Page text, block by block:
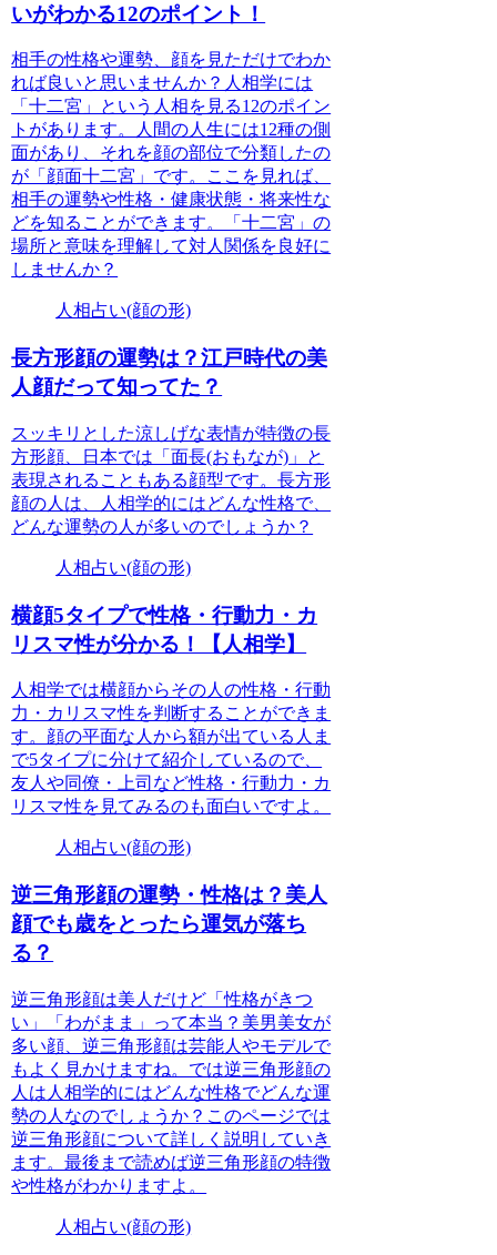
いがわかる12のポイント！
相手の性格や運勢、顔を見ただけでわか
れば良いと思いませんか？人相学には
「十二宮」という人相を見る12のポイン
トがあります。人間の人生には12種の側
面があり、それを顔の部位で分類したの
が「顔面十二宮」です。ここを見れば、
相手の運勢や性格・健康状態・将来性な
どを知ることができます。「十二宮」の
場所と意味を理解して対人関係を良好に
しませんか？
人相占い(顔の形)
長方形顔の運勢は？江戸時代の美
人顔だって知ってた？
スッキリとした涼しげな表情が特徴の長
方形顔、日本では「面長(おもなが)」と
表現されることもある顔型です。長方形
顔の人は、人相学的にはどんな性格で、
どんな運勢の人が多いのでしょうか？
人相占い(顔の形)
横顔5タイプで性格・行動力・カ
リスマ性が分かる！【人相学】
人相学では横顔からその人の性格・行動
力・カリスマ性を判断することができま
す。顔の平面な人から額が出ている人ま
で5タイプに分けて紹介しているので、
友人や同僚・上司など性格・行動力・カ
リスマ性を見てみるのも面白いですよ。
人相占い(顔の形)
逆三角形顔の運勢・性格は？美人
顔でも歳をとったら運気が落ち
る？
逆三角形顔は美人だけど「性格がきつ
い」「わがまま」って本当？美男美女が
多い顔、逆三角形顔は芸能人やモデルで
もよく見かけますね。では逆三角形顔の
人は人相学的にはどんな性格でどんな運
勢の人なのでしょうか？このページでは
逆三角形顔について詳しく説明していき
ます。最後まで読めば逆三角形顔の特徴
や性格がわかりますよ。
人相占い(顔の形)